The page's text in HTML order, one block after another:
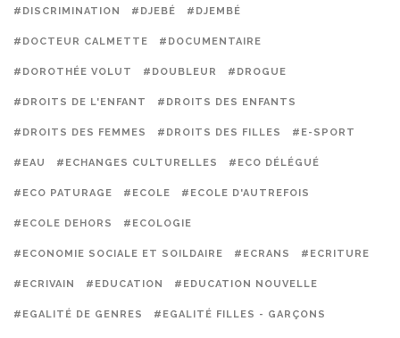
#DISCRIMINATION #DJEBÉ #DJEMBÉ
#DOCTEUR CALMETTE #DOCUMENTAIRE
#DOROTHÉE VOLUT #DOUBLEUR #DROGUE
#DROITS DE L'ENFANT #DROITS DES ENFANTS
#DROITS DES FEMMES #DROITS DES FILLES #E-SPORT
#EAU #ECHANGES CULTURELLES #ECO DÉLÉGUÉ
#ECO PATURAGE #ECOLE #ECOLE D'AUTREFOIS
#ECOLE DEHORS #ECOLOGIE
#ECONOMIE SOCIALE ET SOILDAIRE #ECRANS #ECRITURE
#ECRIVAIN #EDUCATION #EDUCATION NOUVELLE
#EGALITÉ DE GENRES #EGALITÉ FILLES - GARÇONS